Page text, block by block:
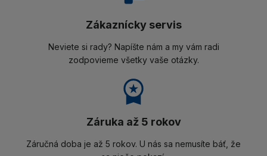
Zákaznícky servis
Neviete si rady? Napíšte nám a my vám radi
zodpovieme všetky vaše otázky.
Záruka až 5 rokov
Záručná doba je až 5 rokov. U nás sa nemusíte báť, že